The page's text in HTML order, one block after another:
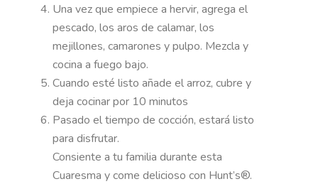
Una vez que empiece a hervir, agrega el
pescado, los aros de calamar, los
mejillones, camarones y pulpo. Mezcla y
cocina a fuego bajo.
Cuando esté listo añade el arroz, cubre y
deja cocinar por 10 minutos
Pasado el tiempo de cocción, estará listo
para disfrutar.
Consiente a tu familia durante esta
Cuaresma y come delicioso con Hunt’s®.